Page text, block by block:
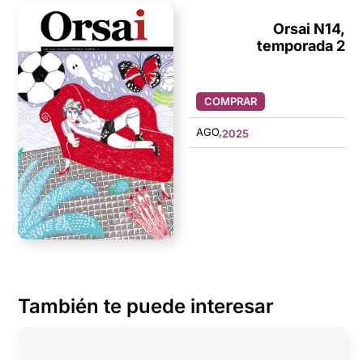
Orsai N14,
temporada 2
COMPRAR
AGO,2025
También te puede interesar